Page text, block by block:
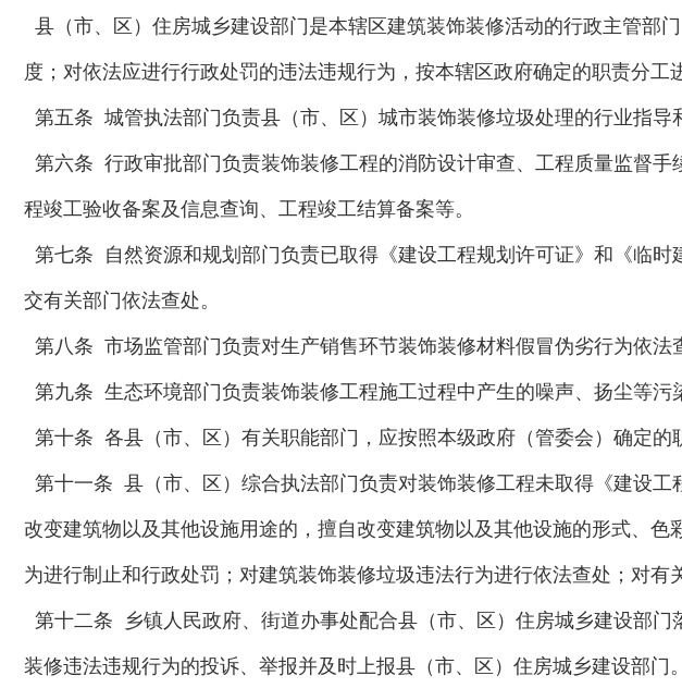
县（市、区）住房城乡建设部门是本辖区建筑装饰装修活动的行政主管部
度；对依法应进行行政处罚的违法违规行为，按本辖区政府确定的职责分工
第五条 城管执法部门负责县（市、区）城市装饰装修垃圾处理的行业指
第六条 行政审批部门负责装饰装修工程的消防设计审查、工程质量监督
程竣工验收备案及信息查询、工程竣工结算备案等。
第七条 自然资源和规划部门负责已取得《建设工程规划许可证》和《临
交有关部门依法查处。
第八条 市场监管部门负责对生产销售环节装饰装修材料假冒伪劣行为依法
第九条 生态环境部门负责装饰装修工程施工过程中产生的噪声、扬尘等
第十条 各县（市、区）有关职能部门，应按照本级政府（管委会）确定的
第十一条 县（市、区）综合执法部门负责对装饰装修工程未取得《建设
改变建筑物以及其他设施用途的，擅自改变建筑物以及其他设施的形式、
为进行制止和行政处罚；对建筑装饰装修垃圾违法行为进行依法查处；对
第十二条 乡镇人民政府、街道办事处配合县（市、区）住房城乡建设部
装修违法违规行为的投诉、举报并及时上报县（市、区）住房城乡建设部门。